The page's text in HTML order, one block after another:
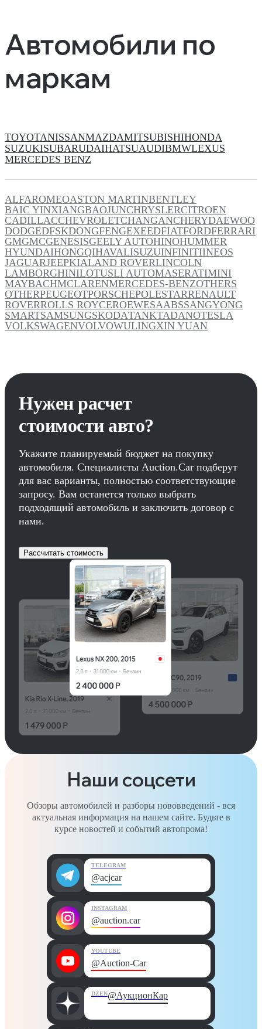
Автомобили по
маркам
TOYOTANISSANMAZDAMITSUBISHIHONDA
SUZUKISUBARUDAIHATSUAUDIBMWLEXUS
MERCEDES BENZ
ALFAROMEOASTON MARTINBENTLEY
BAIC YINXIANGBAOJUNCHRYSLERCITROEN
CADILLACCHEVROLETCHANGANCHERYDAEWOO
DODGEDFSKDONGFENGEXEEDFIATFORDFERRARI
GMGMCGENESISGEELY AUTOHINOHUMMER
HYUNDAIHONGQIHAVALISUZUINFINITIINEOS
JAGUARJEEPKIALAND ROVERLINCOLN
LAMBORGHINILOTUSLI AUTOMASERATIMINI
MAYBACHMCLARENMERCEDES-BENZOTHERS
OTHERPEUGEOTPORSCHEPOLESTARRENAULT
ROVERROLLS ROYCEROEWESAABSSANGYONG
SMARTSAMSUNGSKODATANKTADANOTESLA
VOLKSWAGENVOLVOWULINGXIN YUAN
Нужен расчет
стоимости авто?
Укажите планируемый бюджет на покупку
автомобиля. Специалисты Auction.Car подберут
для вас варианты, полностью соответствующие
запросу. Вам останется только выбрать
подходящий автомобиль и заключить договор с
нами.
Рассчитать стоимость
Наши соцсети
Обзоры автомобилей и разборы нововведений - вся
актуальная информация на нашем сайте. Будьте в
курсе новостей и событий автопрома!
TELEGRAM
@acjcar
INSTAGRAM
@auction.car
YOUTUBE
@Auction-Car
DZEN@АукционКар